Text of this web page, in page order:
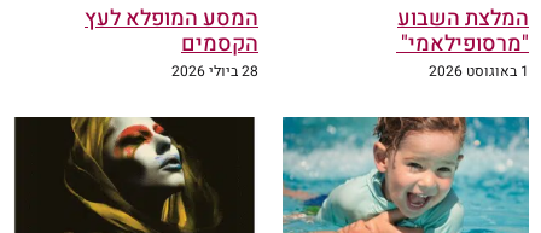
המלצת השבוע
"מרסופילאמי"
1 באוגוסט 2026
המסע המופלא לעץ
הקסמים
28 ביולי 2026